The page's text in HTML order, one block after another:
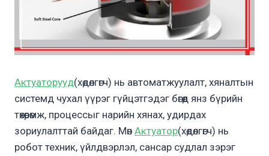
Актуаторууд(хөдөлгөгч) нь автоматжуулалт, хяналтын
системд чухал үүрэг гүйцэтгэдэг бөгөөд янз бүрийн
төхөөрөмж, процессыг нарийн хянах, удирдах
зориулалттай байдаг. Мөн Актуатор(хөдөлгөгч) нь
робот техник, үйлдвэрлэл, сансар судлал зэрэг